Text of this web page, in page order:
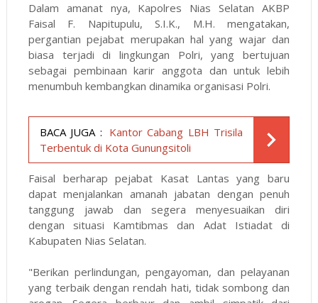
Dalam amanat nya, Kapolres Nias Selatan AKBP
Faisal F. Napitupulu, S.I.K., M.H. mengatakan,
pergantian pejabat merupakan hal yang wajar dan
biasa terjadi di lingkungan Polri, yang bertujuan
sebagai pembinaan karir anggota dan untuk lebih
menumbuh kembangkan dinamika organisasi Polri.
BACA JUGA : Kantor Cabang LBH Trisila
Terbentuk di Kota Gunungsitoli
Faisal berharap pejabat Kasat Lantas yang baru
dapat menjalankan amanah jabatan dengan penuh
tanggung jawab dan segera menyesuaikan diri
dengan situasi Kamtibmas dan Adat Istiadat di
Kabupaten Nias Selatan.
"Berikan perlindungan, pengayoman, dan pelayanan
yang terbaik dengan rendah hati, tidak sombong dan